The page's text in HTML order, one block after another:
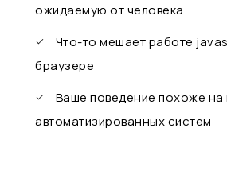
ожидаемую от человека
Что-то мешает работе
браузере
Ваше поведение похоже на
автоматизированных систем